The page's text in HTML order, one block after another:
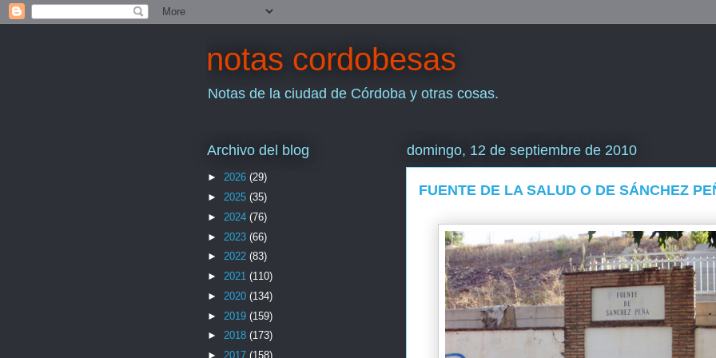
notas cordobesas
Notas de la ciudad de Córdoba y otras cosas.
domingo, 12 de septiembre de 2010
FUENTE DE LA SALUD O DE SÁNCHEZ
Archivo del blog
► 2026 (29)
► 2025 (35)
► 2024 (76)
► 2023 (66)
► 2022 (83)
► 2021 (110)
► 2020 (134)
► 2019 (159)
► 2018 (173)
► 2017 (158)